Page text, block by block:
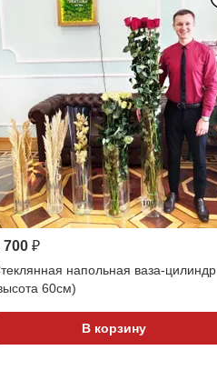
700 ₽
напольная ваза-цилиндр
60см)
В корзину